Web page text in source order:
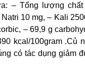
– Tổng lượng
10 mg, – Kali
– 69,9 g
kcal/100gram .Củ
có tác dụng giảm